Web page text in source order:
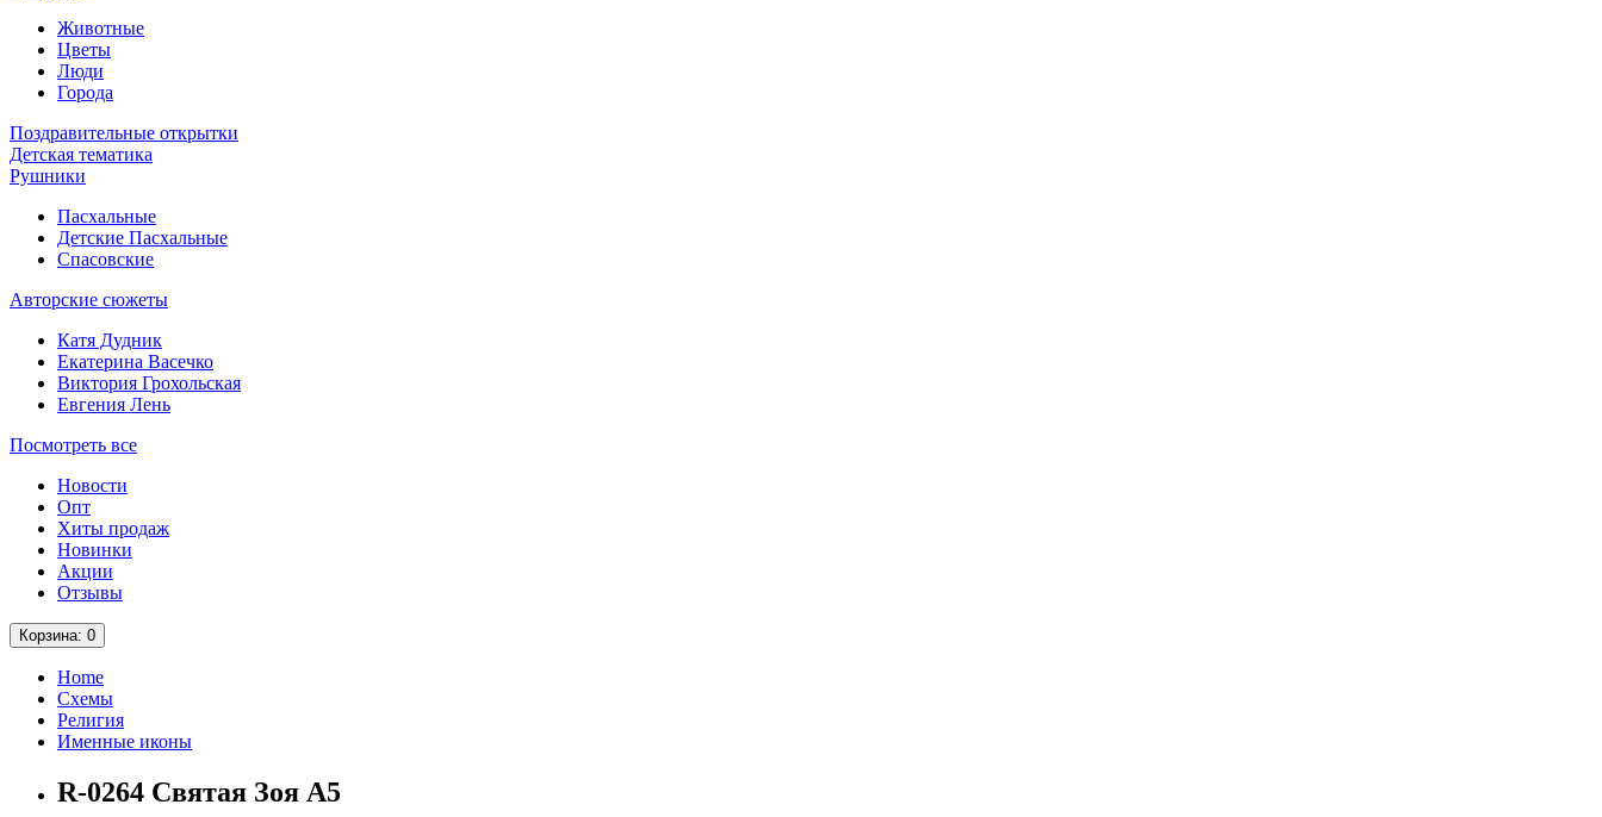
Животные
Цветы
Люди
Города
Поздравительные открытки
Детская тематика
Рушники
Пасхальные
Детские Пасхальные
Спасовские
Авторские сюжеты
Катя Дудник
Екатерина Васечко
Виктория Грохольская
Евгения Лень
Посмотреть все
Новости
Опт
Хиты продаж
Новинки
Акции
Отзывы
Корзина: 0
Home
Схемы
Религия
Именные иконы
R-0264 Святая Зоя А5